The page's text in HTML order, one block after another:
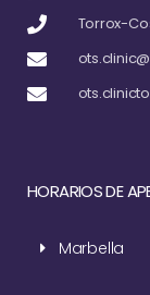
Torrox-
HORARIOS DE
Marbella